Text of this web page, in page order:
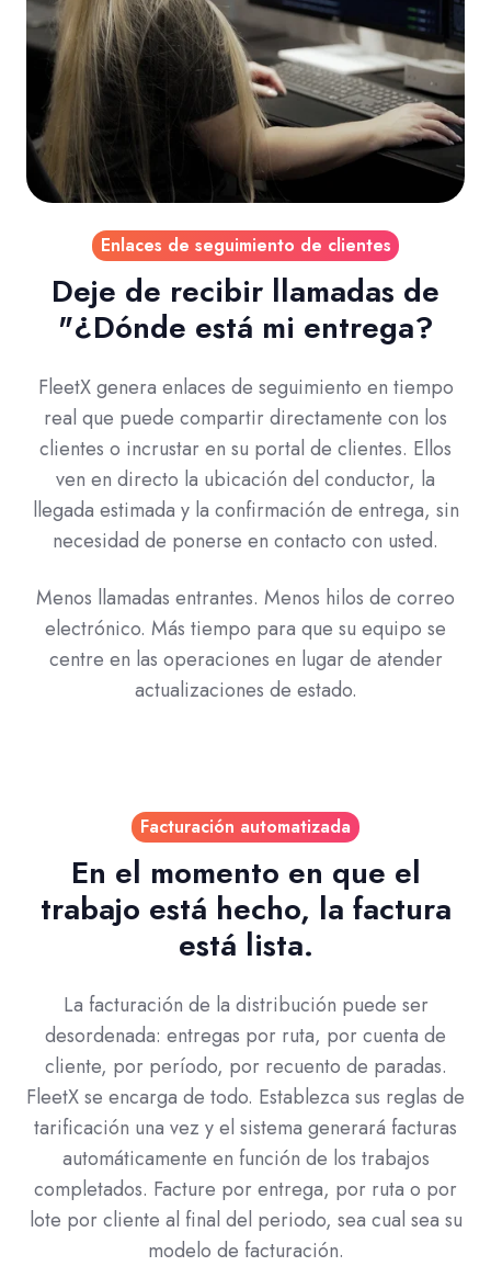
Enlaces de seguimiento de clientes
Deje de recibir llamadas de
"¿Dónde está mi entrega?
FleetX genera enlaces de seguimiento en tiempo
real que puede compartir directamente con los
clientes o incrustar en su portal de clientes. Ellos
ven en directo la ubicación del conductor, la
llegada estimada y la confirmación de entrega, sin
necesidad de ponerse en contacto con usted.
Menos llamadas entrantes. Menos hilos de correo
electrónico. Más tiempo para que su equipo se
centre en las operaciones en lugar de atender
actualizaciones de estado.
Facturación automatizada
En el momento en que el
trabajo está hecho, la factura
está lista.
La facturación de la distribución puede ser
desordenada: entregas por ruta, por cuenta de
cliente, por período, por recuento de paradas.
FleetX se encarga de todo. Establezca sus reglas de
tarificación una vez y el sistema generará facturas
automáticamente en función de los trabajos
completados. Facture por entrega, por ruta o por
lote por cliente al final del periodo, sea cual sea su
modelo de facturación.